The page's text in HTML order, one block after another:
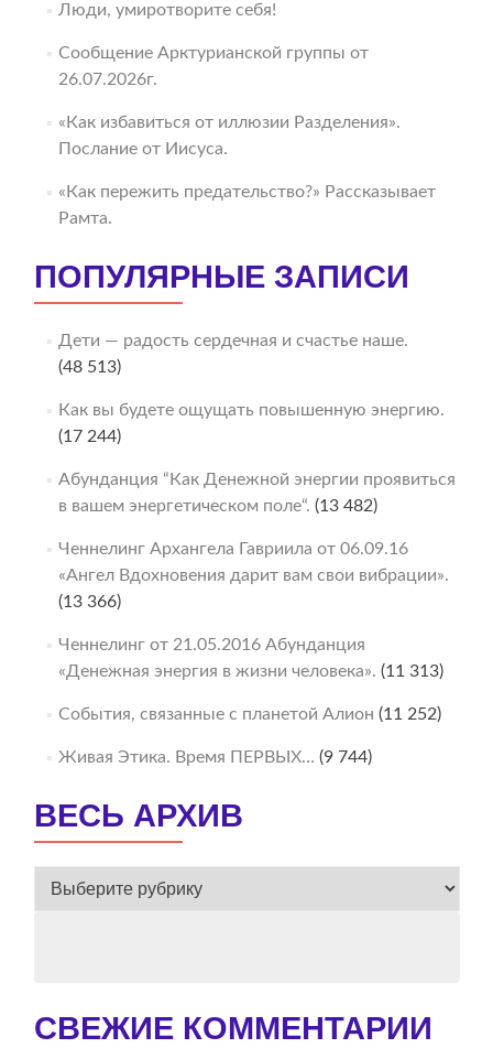
Люди, умиротворите себя!
Сообщение Арктурианской группы от
26.07.2026г.
«Как избавиться от иллюзии Разделения».
Послание от Иисуса.
«Как пережить предательство?» Рассказывает
Рамта.
ПОПУЛЯРНЫЕ ЗАПИСИ
Дети — радость сердечная и счастье наше.
(48 513)
Как вы будете ощущать повышенную энергию.
(17 244)
Абунданция “Как Денежной энергии проявиться
в вашем энергетическом поле“. (13 482)
Ченнелинг Архангела Гавриила от 06.09.16
«Ангел Вдохновения дарит вам свои вибрации».
(13 366)
Ченнелинг от 21.05.2016 Абунданция
«Денежная энергия в жизни человека». (11 313)
События, связанные с планетой Алион (11 252)
Живая Этика. Время ПЕРВЫХ… (9 744)
ВЕСЬ АРХИВ
ВЕСЬ
СВЕЖИЕ КОММЕНТАРИИ